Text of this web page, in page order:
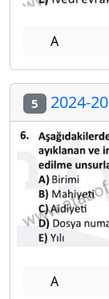
A
5 2024-
A